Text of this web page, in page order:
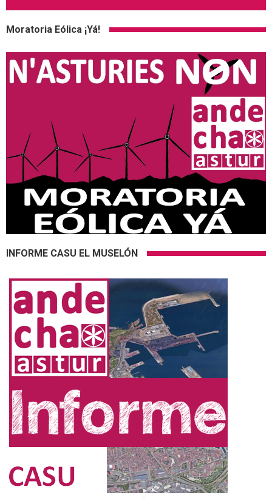
Moratoria Eólica ¡Yá!
INFORME CASU EL MUSELÓN